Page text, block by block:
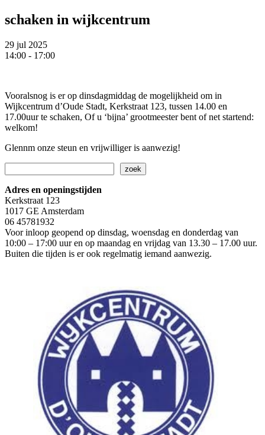
schaken in wijkcentrum
29 jul 2025
14:00 - 17:00
Vooralsnog is er op dinsdagmiddag de mogelijkheid om in
Wijkcentrum d’Oude Stadt, Kerkstraat 123, tussen 14.00 en
17.00uur te schaken, Of u ‘bijna’ grootmeester bent of net startend:
welkom!
Glennm onze steun en vrijwilliger is aanwezig!
zoek
Adres en openingstijden
Kerkstraat 123
1017 GE Amsterdam
06 45781932
Voor inloop geopend op dinsdag, woensdag en donderdag van
10:00 – 17:00 uur en op maandag en vrijdag van 13.30 – 17.00 uur.
Buiten die tijden is er ook regelmatig iemand aanwezig.